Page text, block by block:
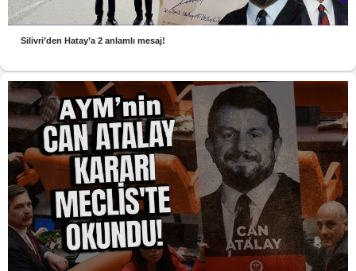
Silivri’den Hatay’a 2 anlamlı mesaj!